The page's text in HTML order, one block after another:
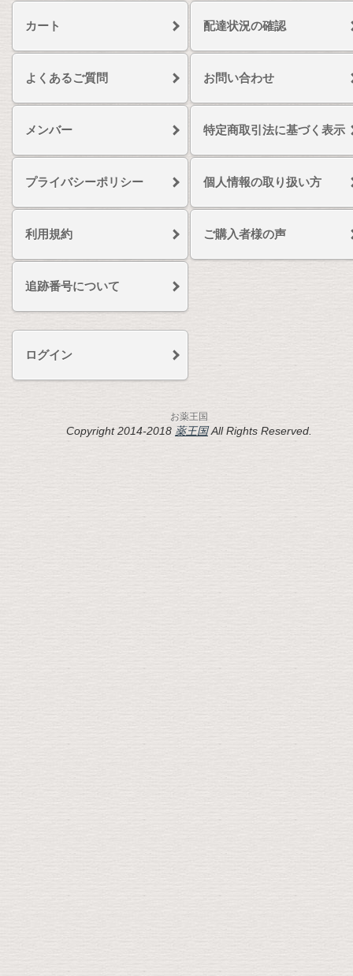
カート 配達状況の確認
よくあるご質問 お問い合わせ
メンバー 特定商取引法に基づく表示
プライバシーポリシー 個人情報の取り扱い方
利用規約 ご購入者様の声
追跡番号について
ログイン
お薬王国
Copyright 2014-2018 薬王国All Rights Reserved.